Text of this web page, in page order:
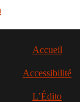
Accueil
Accessibilité
L’Édito